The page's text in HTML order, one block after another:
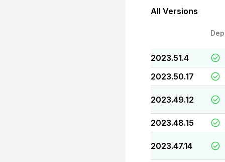
All Versions
2023.51.4
2023.50.17
2023.49.12
2023.48.15
2023.47.14